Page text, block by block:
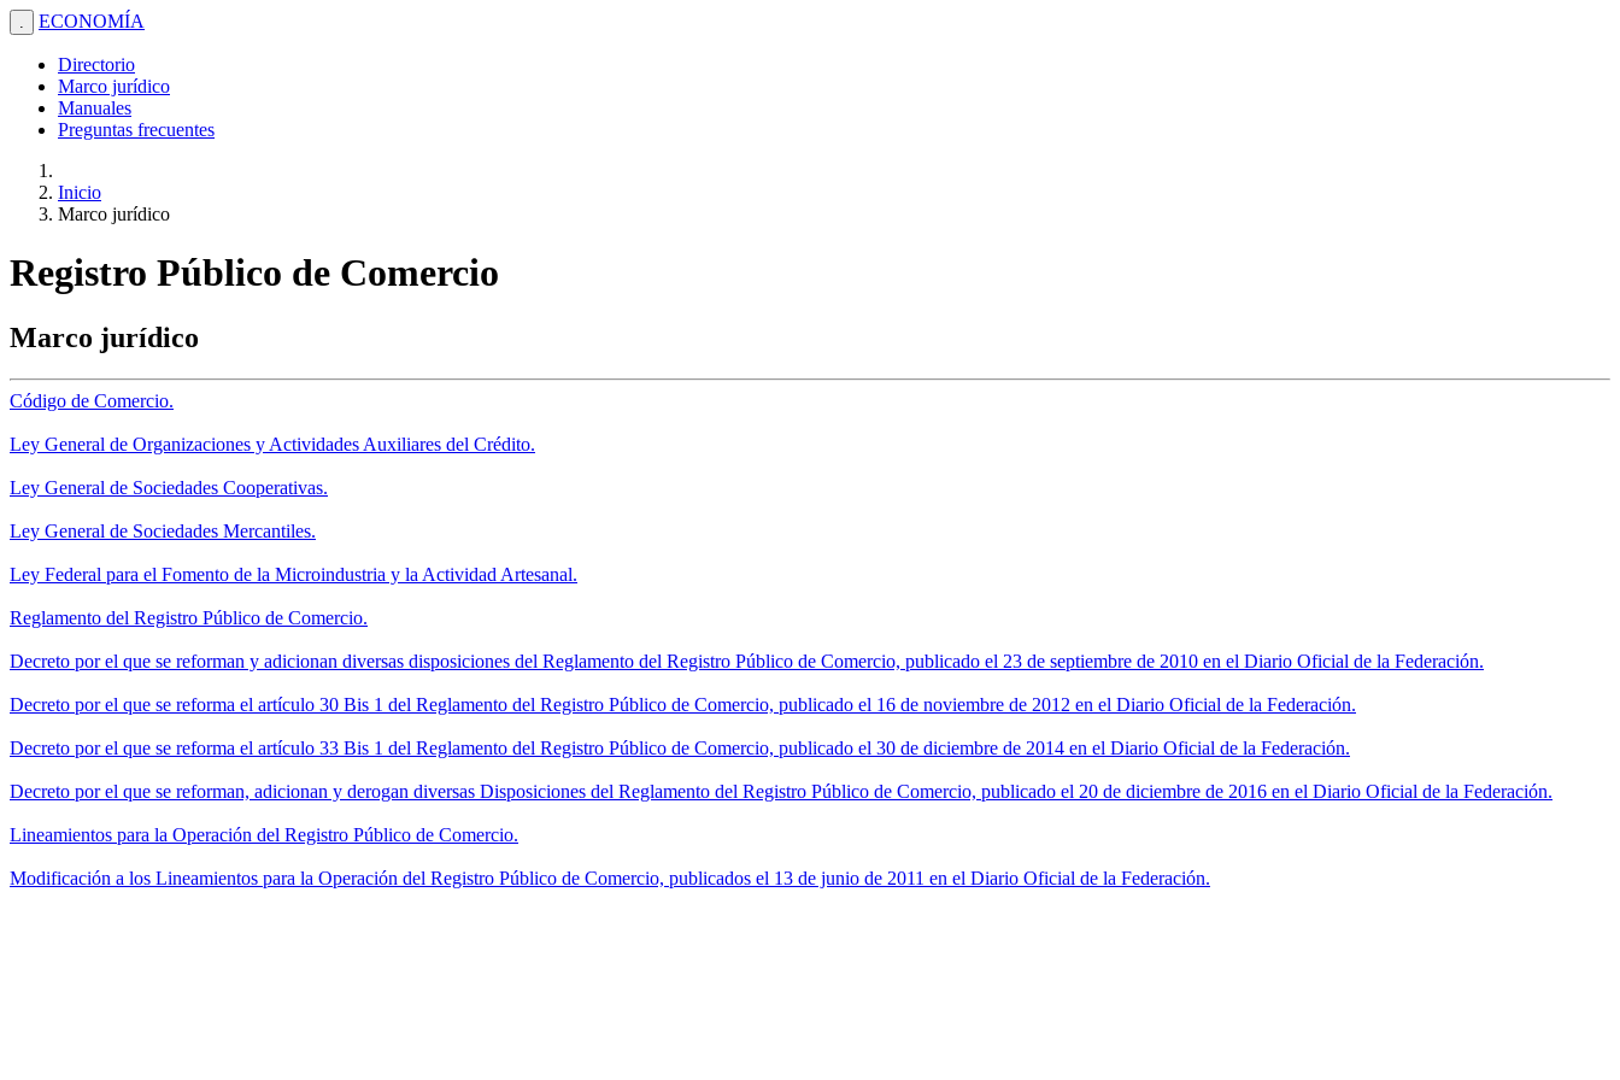
. ECONOMÍA
Directorio
Marco jurídico
Manuales
Preguntas frecuentes
Inicio
Marco jurídico
Registro Público de Comercio
Marco jurídico
Código de Comercio.
Ley General de Organizaciones y Actividades Auxiliares del Crédito.
Ley General de Sociedades Cooperativas.
Ley General de Sociedades Mercantiles.
Ley Federal para el Fomento de la Microindustria y la Actividad Artesanal.
Reglamento del Registro Público de Comercio.
Decreto por el que se reforman y adicionan diversas disposiciones del Reglamento del Registro Público de Comercio, publicado el 23 de septiembre de 2010 en el Diario Oficial de la Federación.
Decreto por el que se reforma el artículo 30 Bis 1 del Reglamento del Registro Público de Comercio, publicado el 16 de noviembre de 2012 en el Diario Oficial de la Federación.
Decreto por el que se reforma el artículo 33 Bis 1 del Reglamento del Registro Público de Comercio, publicado el 30 de diciembre de 2014 en el Diario Oficial de la Federación.
Decreto por el que se reforman, adicionan y derogan diversas Disposiciones del Reglamento del Registro Público de Comercio, publicado el 20 de diciembre de 2016 en el Diario Oficial de la Federación.
Lineamientos para la Operación del Registro Público de Comercio.
Modificación a los Lineamientos para la Operación del Registro Público de Comercio, publicados el 13 de junio de 2011 en el Diario Oficial de la Federación.